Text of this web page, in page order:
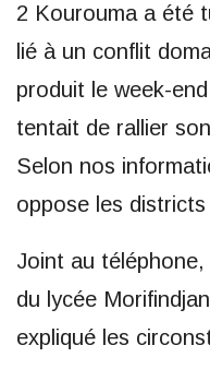
2 Kourouma a été
lié à un conflit
produit le week-
tentait de rallier
Selon nos
oppose les
Joint au
du lycée
expliqué les